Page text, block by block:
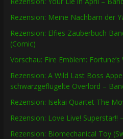
Rezension: Meine Nachbarn der
Rezension: Elfies Zauberbuch
(Comic)
Vorschau: Fire Emblem:
Rezension: A Wild Last Boss
schwarzgeflügelte Overlord –
Rezension: Isekai Quartet The
Rezension: Love Live! Superstar!!
Rezension: Biomechanical Toy